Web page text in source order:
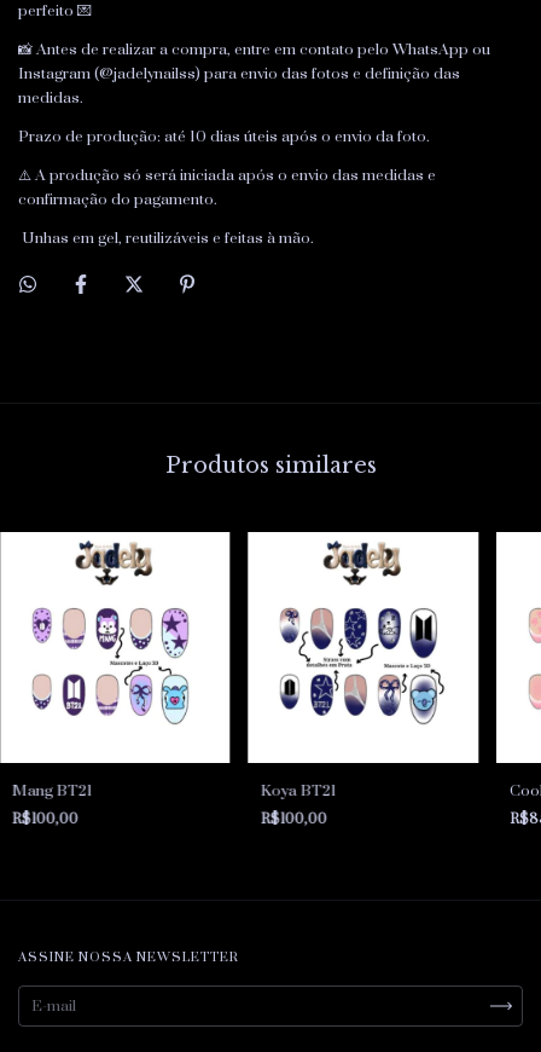
perfeito 💌
📸 Antes de realizar a compra, entre em contato pelo WhatsApp ou
Instagram (@jadelynailss) para envio das fotos e definição das
medidas.
Prazo de produção: até 10 dias úteis após o envio da foto.
⚠️ A produção só será iniciada após o envio das medidas e
confirmação do pagamento.
Unhas em gel, reutilizáveis e feitas à mão.
Produtos similares
Mang BT21
R$100,00
Koya BT21
R$100,00
ASSINE NOSSA NEWSLETTER